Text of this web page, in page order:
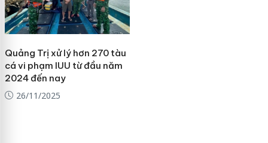
Quảng Trị xử lý hơn 270 tàu
cá vi phạm IUU từ đầu năm
2024 đến nay
26/11/2025